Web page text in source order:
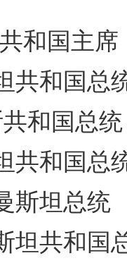
民
共和国
斯共和
坦共
斯坦总
坦共和